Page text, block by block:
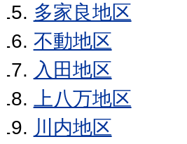
多家良地区
不動地区
入田地区
上八万地区
川内地区